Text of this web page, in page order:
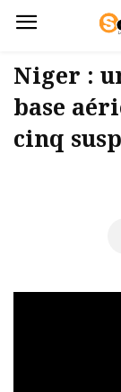
Niger :
base
cinq